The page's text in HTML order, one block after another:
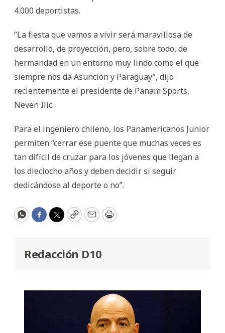
4.000 deportistas.
“La fiesta que vamos a vivir será maravillosa de
desarrollo, de proyección, pero, sobre todo, de
hermandad en un entorno muy lindo como el que
siempre nos da Asunción y Paraguay”, dijo
recientemente el presidente de Panam Sports,
Neven Ilic.
Para el ingeniero chileno, los Panamericanos Junior
permiten “cerrar ese puente que muchas veces es
tan difícil de cruzar para los jóvenes que llegan a
los dieciocho años y deben decidir si seguir
dedicándose al deporte o no”.
WhatsApp
Facebook
Twitter
CopyEmailPrint
Redacción D10